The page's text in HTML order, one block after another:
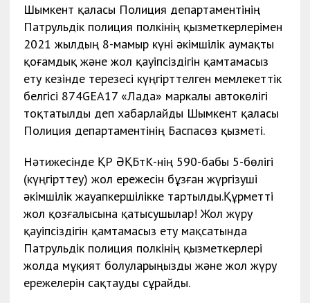
Шымкент қаласы Полиция департаментінің
Патрульдік полиция полкінің қызметкерлерімен
2021 жылдың 8-мамыр күні әкімшілік аумақты
қоғамдық және жол қауіпсіздігін қамтамасыз
ету кезінде терезесі күңгірттелген мемлекеттік
белгісі 874GEA17 «Лада» маркалы автокөлігі
тоқтатылды деп хабарлайды Шымкент қаласы
Полиция департаментінің Баспасөз қызметі.
Нәтижесінде ҚР ӘҚБтК-нің 590-бабы 5-бөлігі
(күңгірттеу) жол ережесін бұзған жүргізуші
әкімшілік жауапкершілікке тартылды.Құрметті
жол қозғалысына қатысушылар! Жол жүру
қауіпсіздігін қамтамасыз ету мақсатында
Патрульдік полиция полкінің қызметкерлері
жолда мұқият болуларыңызды және жол жүру
ережелерін сақтауды сұрайды.